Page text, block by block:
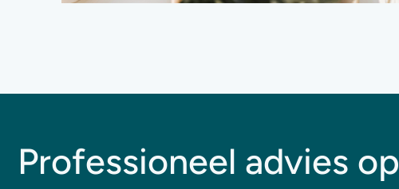
Professioneel advies op